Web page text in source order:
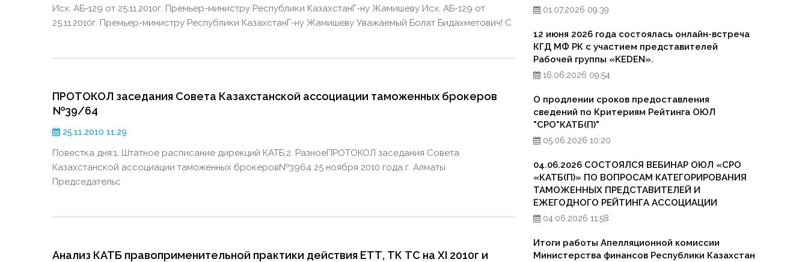
Исх. АБ-129 от 25.11.2010г. Премьер-министру Республики КазахстанГ-ну Жамишеву Исх. АБ-129 от
25.11.2010г. Премьер-министру Республики КазахстанГ-ну Жамишеву Уважаемый Болат Бидахметович! С
ПРОТОКОЛ заседания Совета Казахстанской ассоциации таможенных брокеров
№39/64
25.11.2010 11:29
Повестка дня:1. Штатное расписание дирекций КАТБ;2. РазноеПРОТОКОЛ заседания Совета
Казахстанской ассоциации таможенных брокеров№3964 25 ноября 2010 года г. Алматы
Председательс
Анализ КАТБ правоприменительной практики действия ЕТТ, ТК ТС на ХI 2010г и
01.07.2026 09:39
12 июня 2026 года состоялась онлайн-встреча
КГД МФ РК с участием представителей
Рабочей группы «KEDEN».
16.06.2026 09:54
О продлении сроков предоставления
сведений по Критериям Рейтинга ОЮЛ
"СРО"КАТБ(П)"
05.06.2026 10:20
04.06.2026 СОСТОЯЛСЯ ВЕБИНАР ОЮЛ «СРО
«КАТБ(П)» ПО ВОПРОСАМ КАТЕГОРИРОВАНИЯ
ТАМОЖЕННЫХ ПРЕДСТАВИТЕЛЕЙ И
ЕЖЕГОДНОГО РЕЙТИНГА АССОЦИАЦИИ
04.06.2026 11:58
Итоги работы Апелляционной комиссии
Министерства финансов Республики Казахстан